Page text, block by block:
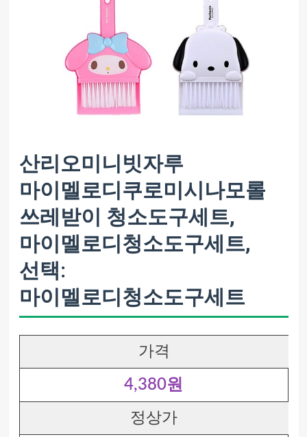
산리오미니빗자루
마이멜로디쿠로미시나모롤
쓰레받이 청소도구세트,
마이멜로디청소도구세트,
선택:
마이멜로디청소도구세트
가격
4,380원
정상가